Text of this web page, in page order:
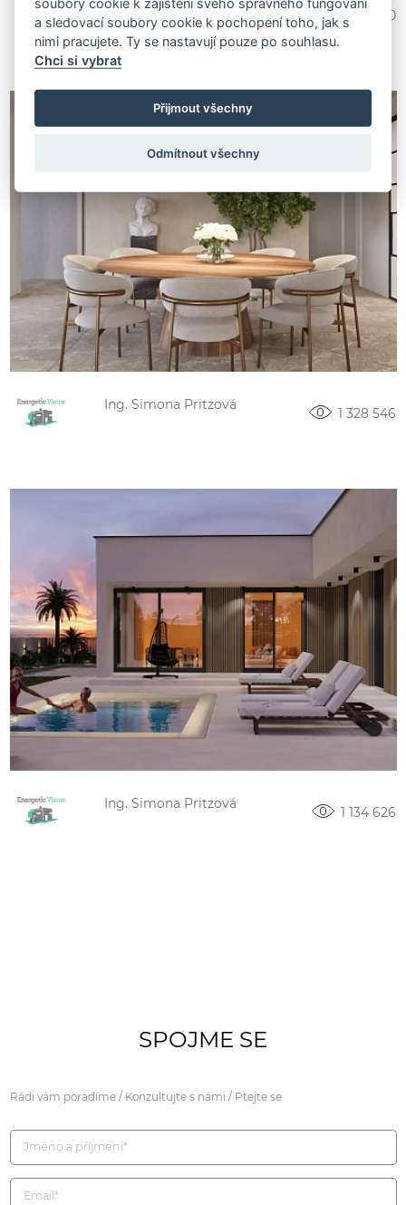
Ing. Simona Pritzová
2 011 470
Ing. Simona Pritzová
1 328 546
Ing. Simona Pritzová
1 134 626
SPOJME SE
Rádi vám poradíme / Konzultujte s námi / Ptejte se
a sledovací soubory cookie k pochopení toho, jak s
nimi pracujete. Ty se nastavují pouze po souhlasu.
Chci si vybrat
Přijmout všechny
Odmítnout všechny